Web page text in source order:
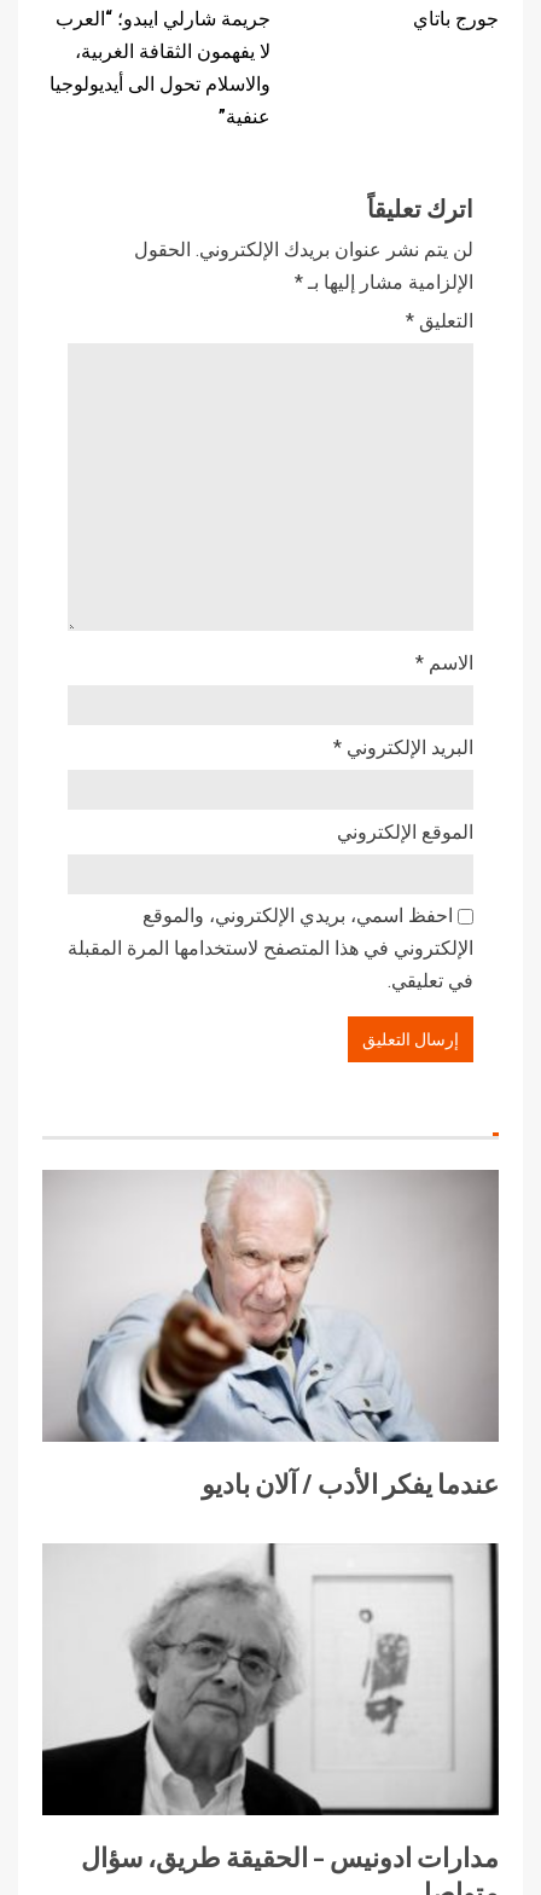
جورج باتاي
جريمة شارلي ايبدو؛ “العرب
لا يفهمون الثقافة الغربية،
والاسلام تحول الى أيديولوجيا
عنفية”
اترك تعليقاً
لن يتم نشر عنوان بريدك الإلكتروني. الحقول
الإلزامية مشار إليها بـ*
التعليق *
الاسم *
البريد الإلكتروني *
الموقع الإلكتروني
احفظ اسمي، بريدي الإلكتروني، والموقع
الإلكتروني في هذا المتصفح لاستخدامها المرة المقبلة
في تعليقي.
عندما يفكر الأدب / آلان باديو
مدارات ادونيس – الحقيقة طريق، سؤال